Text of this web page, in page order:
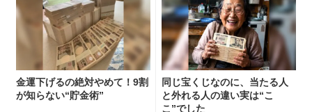
金運下げるの絶対やめて！9割
が知らない“貯金術”
同じ宝くじなのに、当たる人
と外れる人の違い実は“こ
こ”でした